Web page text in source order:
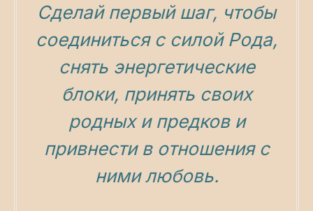
Сделай первый шаг, чтобы
соединиться с силой Рода,
снять энергетические
блоки, принять своих
родных и предков и
привнести в отношения с
ними любовь.
2016-2026 © Все права защищены
ОГРНИП: 318732500002551
Публичная оферта
Политика конфиденциальности
сети Instagram запрещена по основаниям, предусмотренным
ФЗ от 25.07.2002 № 114-ФЗ «О противодействии